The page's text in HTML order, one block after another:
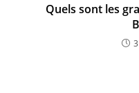
Quels sont les